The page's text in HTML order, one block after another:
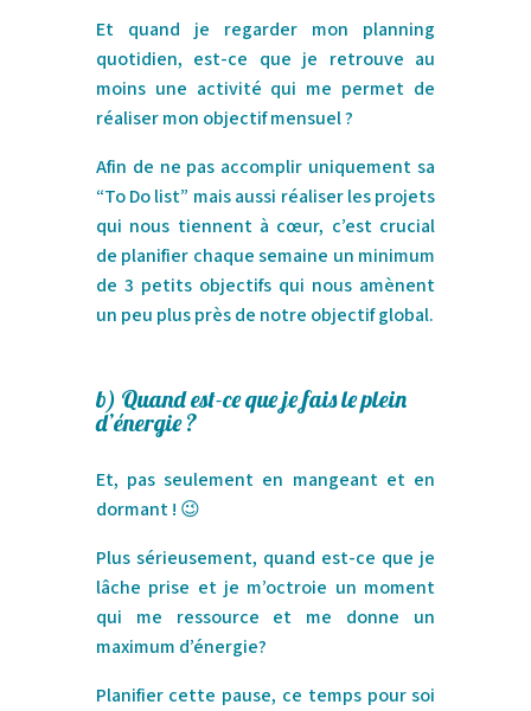
Et quand je regarder mon planning
quotidien, est-ce que je retrouve au
moins une activité qui me permet de
réaliser mon objectif mensuel ?
Afin de ne pas accomplir uniquement sa
“To Do list” mais aussi réaliser les projets
qui nous tiennent à cœur, c’est crucial
de planifier chaque semaine un minimum
de 3 petits objectifs qui nous amènent
un peu plus près de notre objectif global.
b) Quand est-ce que je fais le plein
d’énergie ?
Et, pas seulement en mangeant et en
dormant ! 😉
Plus sérieusement, quand est-ce que je
lâche prise et je m’octroie un moment
qui me ressource et me donne un
maximum d’énergie?
Planifier cette pause, ce temps pour soi